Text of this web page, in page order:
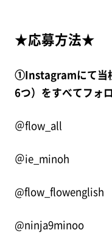
★応募方法★
①Instagramにて当
6つ）をすべてフォ
＠flow_all
＠ie_minoh
@flow_flowenglish
@ninja9minoo